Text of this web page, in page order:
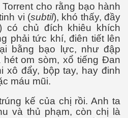
cho rằng bạo hành
vi (subtil), khó thấy, đầy
có chủ đích khiêu khích
phải tức khí, điên tiết lên
bằng bạo lực, như đập
hét om sòm, xổ tiếng Đan
xô đẩy, bộp tay, hay đinh
máu mũi.
kế của chị rồi. Anh ta
và thủ phạm, còn chị là